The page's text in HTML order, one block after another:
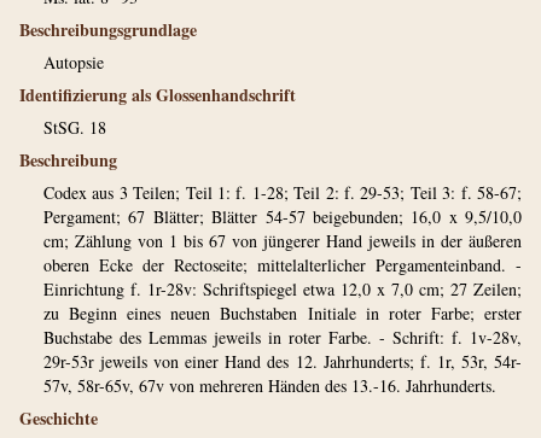
Beschreibungsgrundlage
Autopsie
Identifizierung als Glossenhandschrift
StSG. 18
Beschreibung
Codex aus 3 Teilen; Teil 1: f. 1-28; Teil 2: f. 29-53; Teil 3: f. 58-67;
Pergament; 67 Blätter; Blätter 54-57 beigebunden; 16,0 x 9,5/10,0
cm; Zählung von 1 bis 67 von jüngerer Hand jeweils in der äußeren
oberen Ecke der Rectoseite; mittelalterlicher Pergamenteinband. -
Einrichtung f. 1r-28v: Schriftspiegel etwa 12,0 x 7,0 cm; 27 Zeilen;
zu Beginn eines neuen Buchstaben Initiale in roter Farbe; erster
Buchstabe des Lemmas jeweils in roter Farbe. - Schrift: f. 1v-28v,
29r-53r jeweils von einer Hand des 12. Jahrhunderts; f. 1r, 53r, 54r-
57v, 58r-65v, 67v von mehreren Händen des 13.-16. Jahrhunderts.
Geschichte